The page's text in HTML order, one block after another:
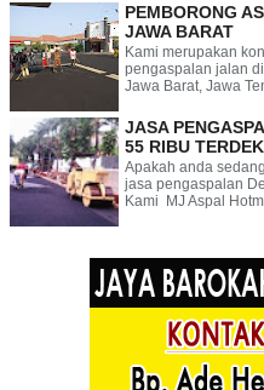
PEMBORONG
JAWA BARAT
Kami merupakan
pengaspalan jalan
Jawa Barat, Jawa
JASA
55 RIBU
Apakah anda
jasa pengaspalan
Kami MJ Aspal